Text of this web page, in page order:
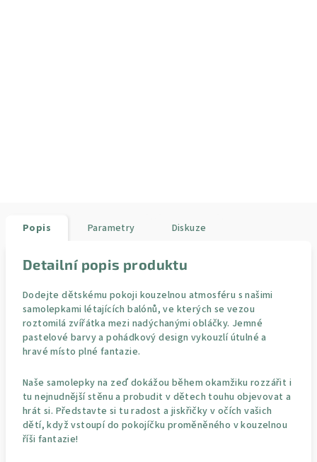
Popis Parametry Diskuze
Detailní popis produktu
Dodejte dětskému pokoji kouzelnou atmosféru s našimi
samolepkami létajících balónů, ve kterých se vezou
roztomilá zvířátka mezi nadýchanými obláčky. Jemné
pastelové barvy a pohádkový design vykouzlí útulné a
hravé místo plné fantazie.
Naše samolepky na zeď dokážou během okamžiku rozzářit i
tu nejnudnější stěnu a probudit v dětech touhu objevovat a
hrát si. Představte si tu radost a jiskřičky v očích vašich
dětí, když vstoupí do pokojíčku proměněného v kouzelnou
říši fantazie!